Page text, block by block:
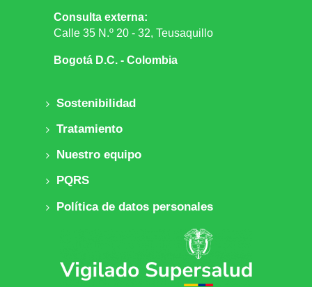
Consulta externa:
Calle 35 N.º 20 - 32, Teusaquillo
Bogotá D.C. - Colombia
Sostenibilidad
Tratamiento
Nuestro equipo
PQRS
Política de datos personales